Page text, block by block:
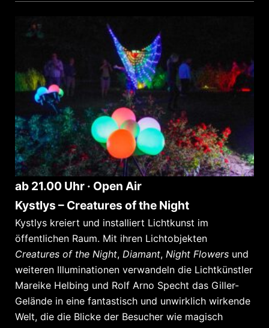
ab 21.00 Uhr · Open Air
Kystlys – Creatures of the Night
Kystlys kreiert und installiert Lichtkunst im
öffentlichen Raum. Mit ihren Lichtobjekten
Creatures of the Night, Diamant, Night Flowers und
weiteren Illuminationen verwandeln die Lichtkünstler
Mareike Helbing und Rolf Arno Specht das Giller-
Gelände in eine fantastisch und unwirklich wirkende
Welt, die die Blicke der Besucher wie magisch